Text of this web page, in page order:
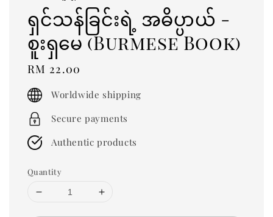
ရှင်သန်ခြင်းရဲ့ အဓိပ္ပာယ် -
စူးရှမေ (Burmese Book)
Regular
price
RM 22.00
Worldwide shipping
Secure payments
Authentic products
Quantity